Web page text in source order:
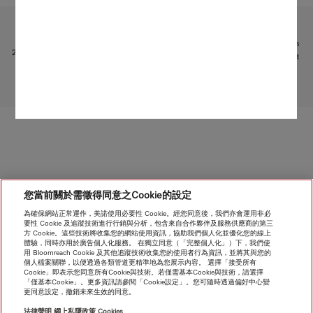
專利 EP 2 784 205
2
95 % 的受訪客戶對 UltraPhase（非常）滿意（由 Miele 委託進行的調查，於 2024 年 2 月/3 月在德
您當前關於需徵得同意之Cookie的設定
為確保網站正常運作，美諾使用必要性 Cookie。經您同意後，我們亦會運用非必
要性 Cookie 及追蹤技術進行行銷與分析，包含來自合作夥伴及服務供應商的第三
方 Cookie。這些技術將收集您的網站使用資訊，協助我們個人化並優化您的線上
體驗，同時亦用於廣告個人化服務。 在獨立同意（「完整個人化」）下，我們使
用 Bloomreach Cookie 及其他追蹤技術收集您的使用者行為資訊，並將其與您的
個人檔案關聯，以便透過各類管道更精準地為您展示內容。 選擇「接受所有
Cookie」即表示您同意所有Cookie與技術。若僅需基本Cookie與技術，請選擇
「僅基本Cookie」。更多資訊請參閱「Cookie設定」。您可隨時透過偏好中心變
更同意設定，撤銷未來生效的同意。
法律聲明 網上私隱政策 Cookies